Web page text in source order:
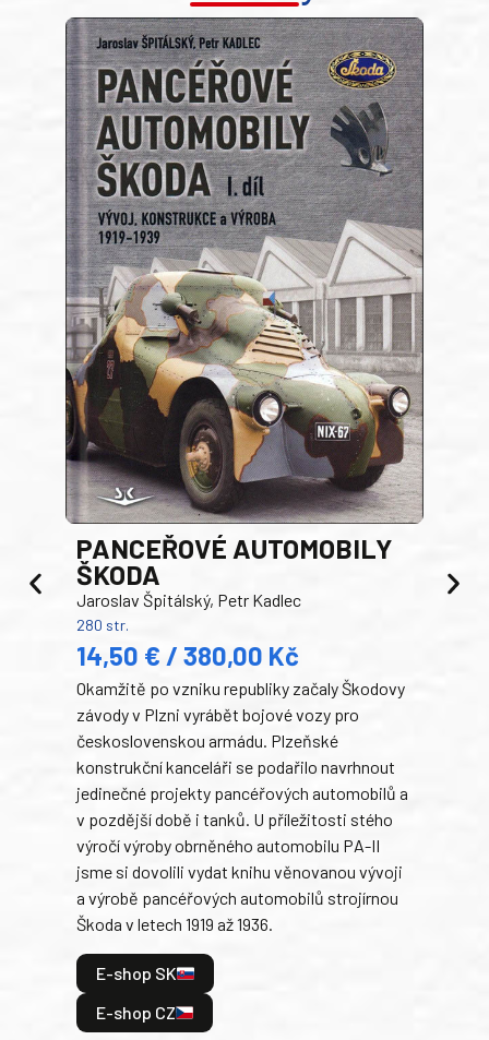
PANCEŘOVÉ AUTOMOBILY
ŠKODA
Jaroslav Špitálský, Petr Kadlec
280 str.
14,50 € / 380,00 Kč
Okamžitě po vzniku republiky začaly Škodovy
závody v Plzni vyrábět bojové vozy pro
československou armádu. Plzeňské
konstrukční kanceláři se podařilo navrhnout
jedinečné projekty pancéřových automobilů a
v pozdější době i tanků. U příležitosti stého
výročí výroby obrněného automobilu PA-II
jsme si dovolili vydat knihu věnovanou vývoji
a výrobě pancéřových automobilů strojírnou
Škoda v letech 1919 až 1936.
E-shop SK
E-shop CZ